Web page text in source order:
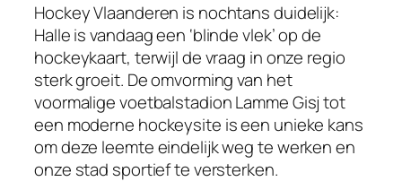
Hockey Vlaanderen is nochtans duidelijk:
Halle is vandaag een ‘blinde vlek’ op de
hockeykaart, terwijl de vraag in onze regio
sterk groeit. De omvorming van het
voormalige voetbalstadion Lamme Gisj tot
een moderne hockeysite is een unieke kans
om deze leemte eindelijk weg te werken en
onze stad sportief te versterken.